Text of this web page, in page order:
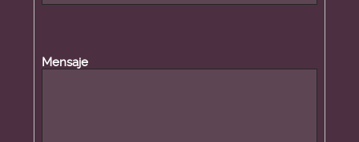
Mensaje